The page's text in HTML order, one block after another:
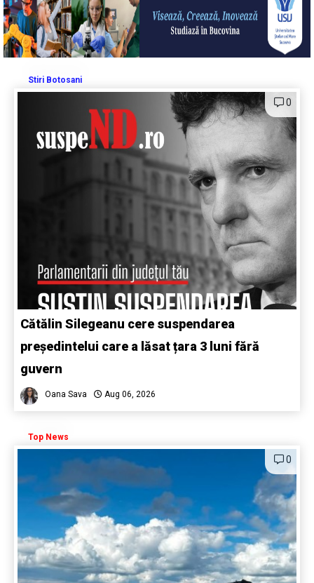
Stiri Botosani
0
Cătălin Silegeanu cere suspendarea
președintelui care a lăsat țara 3 luni fără
guvern
Oana Sava Aug 06, 2026
Top News
0